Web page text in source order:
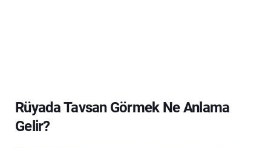
Rüyada Tavsan Görmek Ne Anlama
Gelir?